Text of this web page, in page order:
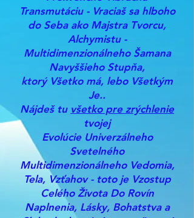
Transmutáciu - Vraciaš sa hlboho
do Seba ako Majstra Tvorcu,
Alchymistu -
Multidimenzionálneho Šamana
Navyššieho Stupňa,
ktorý Všetko má, lebo Všetkým
Je..
Nájdeš tu všetko pre zrýchlenie
tvojej
Evolúcie Univerzálneho
Svetelného
Multidimenzionálneho Vedomia,
Tela, Vzťahov - toto je Vzostup
Celého Života Do Rovín
Naplnenia, Lásky, Bohatstva a